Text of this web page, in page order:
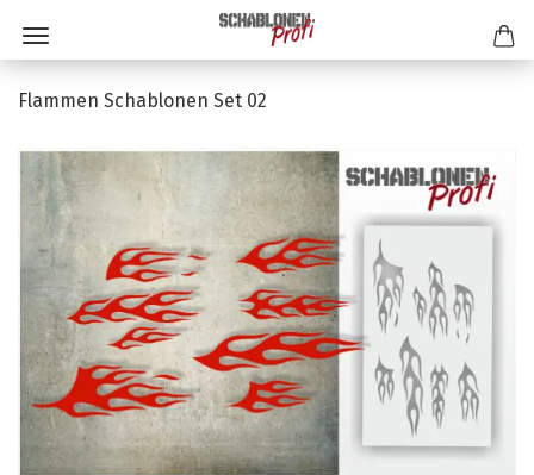
Flammen Schablonen Set 02